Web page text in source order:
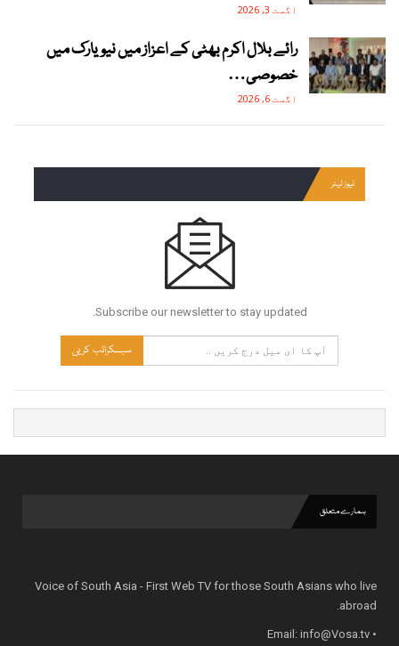
اگست 3, 2026
رائے بلال اکرم بھٹی کے اعزاز میں نیویارک میں
خصوصی…
اگست 6, 2026
نیوز لیٹر
Subscribe our newsletter to stay updated.
سبسکرائب کریں
ہمارے متعلق
Voice of South Asia - First Web TV for those South Asians who live
abroad.
• Email:
info@Vosa.tv